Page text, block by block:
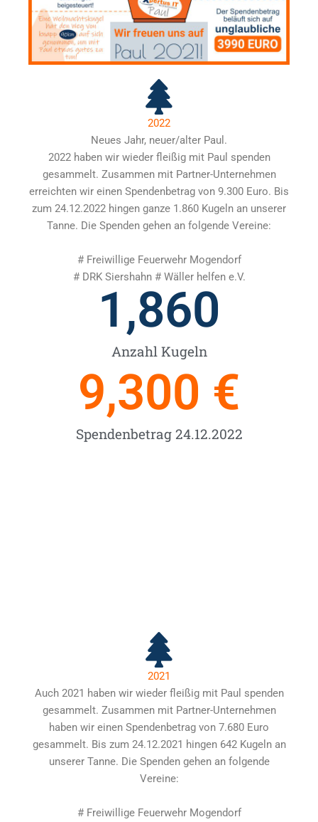
2022
Neues Jahr, neuer/alter Paul.
2022 haben wir wieder fleißig mit Paul spenden
gesammelt. Zusammen mit Partner-Unternehmen
erreichten wir einen Spendenbetrag von 9.300 Euro. Bis
zum 24.12.2022 hingen ganze 1.860 Kugeln an unserer
Tanne. Die Spenden gehen an folgende Vereine:
# Freiwillige Feuerwehr Mogendorf
# DRK Siershahn # Wäller helfen e.V.
Anzahl Kugeln
1,860
Spendenbetrag 24.12.2022
9,300 €
2021
Auch 2021 haben wir wieder fleißig mit Paul spenden
gesammelt. Zusammen mit Partner-Unternehmen
haben wir einen Spendenbetrag von 7.680 Euro
gesammelt. Bis zum 24.12.2021 hingen 642 Kugeln an
unserer Tanne. Die Spenden gehen an folgende
Vereine:
# Freiwillige Feuerwehr Mogendorf